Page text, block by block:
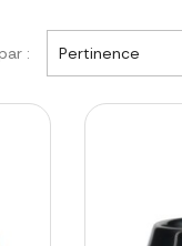
: Pertinence